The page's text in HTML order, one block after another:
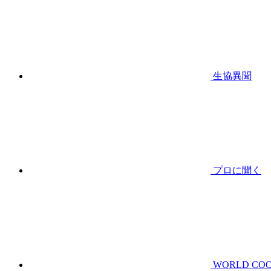
生協異聞
プロに聞く
WORLD